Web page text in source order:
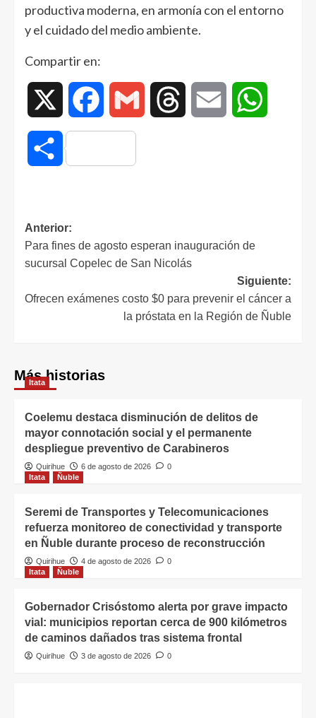
productiva moderna, en armonía con el entorno
y el cuidado del medio ambiente.
Compartir en:
Facebook Gmail Threads Email
Compartir
Anterior:
Para fines de agosto esperan inauguración de
sucursal Copelec de San Nicolás
Siguiente:
Ofrecen exámenes costo $0 para prevenir el cáncer a
la próstata en la Región de Ñuble
Más historias
Itata
Coelemu destaca disminución de delitos de
mayor connotación social y el permanente
despliegue preventivo de Carabineros
Quirihue 6 de agosto de 2026
0
Itata
Ñuble
Seremi de Transportes y Telecomunicaciones
refuerza monitoreo de conectividad y transporte
en Ñuble durante proceso de reconstrucción
Quirihue 4 de agosto de 2026
0
Itata
Ñuble
Gobernador Crisóstomo alerta por grave impacto
vial: municipios reportan cerca de 900 kilómetros
de caminos dañados tras sistema frontal
Quirihue 3 de agosto de 2026 0